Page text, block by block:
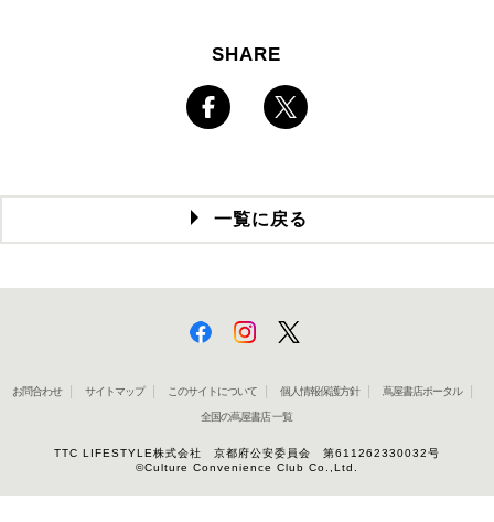
SHARE
一覧に戻る
お問合わせ サイトマップ このサイトについて 個人情報保護方針 蔦屋書店ポータル
全国の蔦屋書店 一覧
TTC LIFESTYLE株式会社 京都府公安委員会 第611262330032号
©Culture Convenience Club Co.,Ltd.